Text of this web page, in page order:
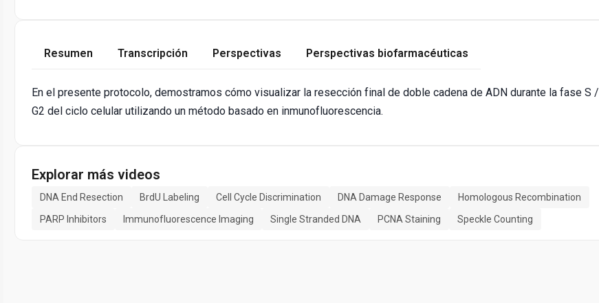
Resumen Transcripción Perspectivas Perspectivas biofarmacéuticas
En el presente protocolo, demostramos cómo visualizar la resección final de doble cadena de ADN durante la fase S /
G2 del ciclo celular utilizando un método basado en inmunofluorescencia.
Explorar más videos
DNA End Resection BrdU Labeling Cell Cycle Discrimination DNA Damage Response
Homologous Recombination
PARP Inhibitors
Immunofluorescence Imaging Single Stranded DNA PCNA Staining Speckle Counting